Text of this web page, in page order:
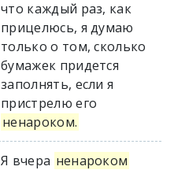
что каждый раз, как
прицелюсь, я думаю
только о том, сколько
бумажек придется
заполнять, если я
пристрелю его
ненароком.
Я вчера ненароком